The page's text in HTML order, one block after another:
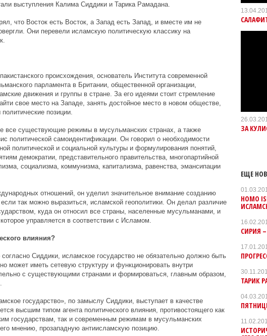
выступления Калима Сиддики и Тарика Рамадана.
что Восток есть Восток, а Запад есть Запад, и вместе им не
Они перевели исламскую политическую классику на
происхождения, основатель Института современной
парламента в Британии, общественной организации,
движения и группы в стране. За его идеями стоит стремление
свое место на Западе, занять достойное место в новом обществе,
позиции.
все существующие режимы в мусульманских странах, а также
политической самоидентификации. Он говорил о необходимости
политической и социальной культуры и формулирования понятий,
демократии, представительного правительства, многопартийной
социализма, коммунизма, капитализма, равенства, эмансипации
отношений, он уделил значительное внимание созданию
так можно выразиться, исламской геополитики. Он делал различие
куда он относил все страны, населенные мусульманами, и
управляется в соответствии с Исламом.
влияния?
Сиддики, исламское государство не обязательно должно быть
может иметь сетевую структуру и функционировать внутри
с существующими странами и формироваться, главным образом,
государство», по замыслу Сиддики, выступает в качестве
высшим типом агента политического влияния, противостоящего как
государствам, так и современным режимам в мусульманских
мнению, прозападную антиисламскую позицию.
ЗА
ЕЩЕ
HOMO
СИРИЯ
ТАРИК